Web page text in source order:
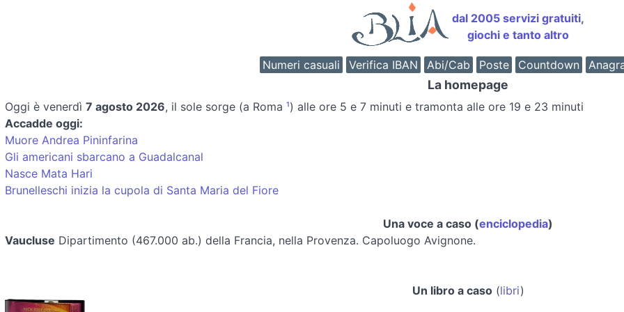
dal 2005 servizi gratuiti,
giochi e tanto altro
Numeri casuali Verifica IBAN Abi/Cab Poste Countdown
La homepage
Oggi è venerdì 7 agosto 2026, il sole sorge (a Roma ¹) alle ore 5 e 7 minuti e tramonta alle ore 19 e 23 minuti
Accadde oggi:
Muore Andrea Pininfarina
Gli americani sbarcano a Guadalcanal
Nasce Mata Hari
Brunelleschi inizia la cupola di Santa Maria del Fiore
Una voce a caso (enciclopedia)
Vaucluse Dipartimento (467.000 ab.) della Francia, nella Provenza. Capoluogo Avignone.
Un libro a caso(libri)